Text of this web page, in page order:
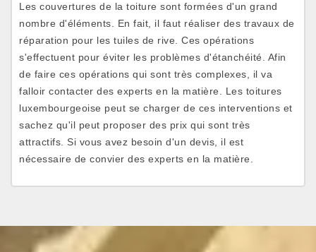
Les couvertures de la toiture sont formées d'un grand
nombre d'éléments. En fait, il faut réaliser des travaux de
réparation pour les tuiles de rive. Ces opérations
s'effectuent pour éviter les problèmes d'étanchéité. Afin
de faire ces opérations qui sont très complexes, il va
falloir contacter des experts en la matière. Les toitures
luxembourgeoise peut se charger de ces interventions et
sachez qu'il peut proposer des prix qui sont très
attractifs. Si vous avez besoin d'un devis, il est
nécessaire de convier des experts en la matière.